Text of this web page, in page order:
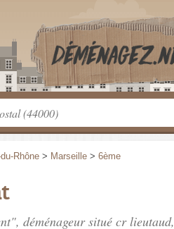
Rhône > Marseille > 6ème
déménageur situé cr lieutaud,